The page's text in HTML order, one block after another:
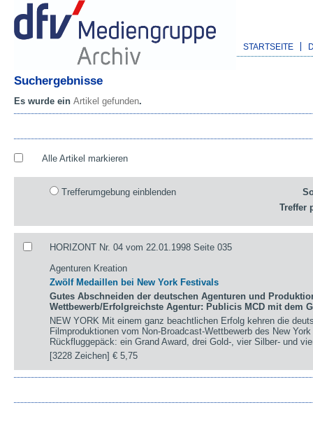
STARTSEITE
Suchergebnisse
Es wurde ein Artikel gefunden.
Alle Artikel markieren
Trefferumgebung einblenden
Treffer
HORIZONT Nr. 04 vom 22.01.1998 Seite 035
Agenturen Kreation
Zwölf Medaillen bei New York Festivals
Gutes Abschneiden der deutschen Agenturen und
Wettbewerb/Erfolgreichste Agentur: Publicis MCD mit dem
NEW YORK Mit einem ganz beachtlichen Erfolg kehren die
Filmproduktionen vom Non-Broadcast-Wettbewerb des New
Rückfluggepäck: ein Grand Award, drei Gold-, vier Silber- und
[3228 Zeichen]€ 5,75